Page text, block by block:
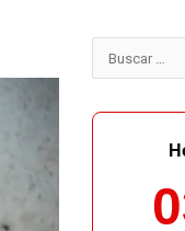
Buscar: